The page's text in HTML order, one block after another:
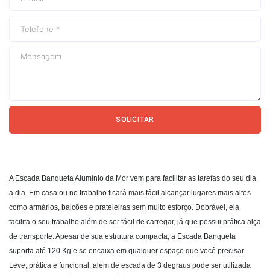
SOLICITAR
A Escada Banqueta Alumínio da Mor vem para facilitar as tarefas do seu dia
a dia. Em casa ou no trabalho ficará mais fácil alcançar lugares mais altos
como armários, balcões e prateleiras sem muito esforço. Dobrável, ela
facilita o seu trabalho além de ser fácil de carregar, já que possui prática alça
de transporte. Apesar de sua estrutura compacta, a Escada Banqueta
suporta até 120 Kg e se encaixa em qualquer espaço que você precisar.
Leve, prática e funcional, além de escada de 3 degraus pode ser utilizada